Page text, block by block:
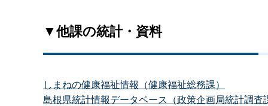
▼他課の統計・資料
しまねの健康福祉情報（健康福祉総務課）
島根県統計情報データベース（政策企画局統計調査